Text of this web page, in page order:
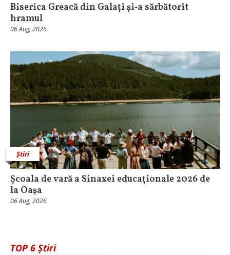
Biserica Greacă din Galați și‑a sărbătorit
hramul
06 Aug, 2026
Știri
Școala de vară a Sinaxei educaționale 2026 de
la Oaşa
06 Aug, 2026
TOP 6 Știri